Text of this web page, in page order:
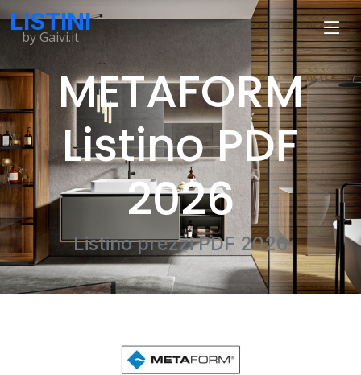
LISTINI
by Gaivi.it
METAFORM
Listino PDF
2026
Listino prezzi PDF 2026